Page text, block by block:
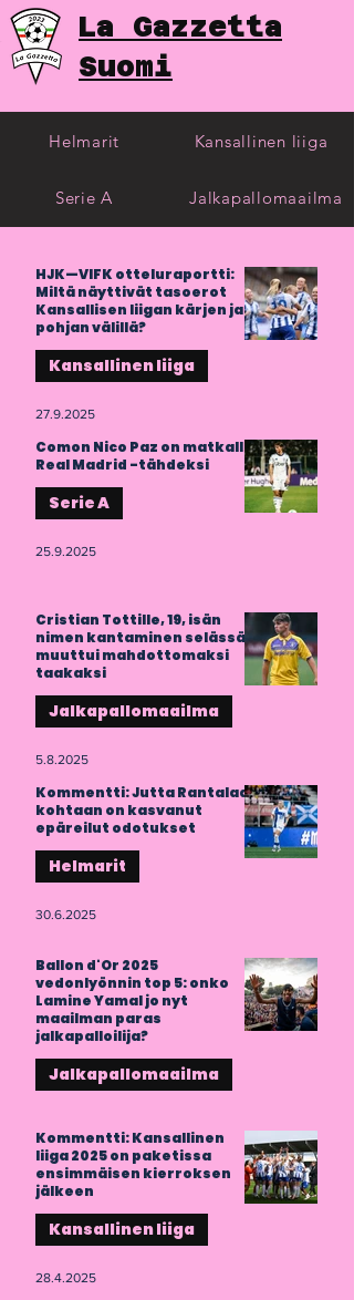
La Gazzetta
Suomi
Helmarit
Serie A
Kansallinen liiga
Jalkapallomaailma
HJK—VIFK otteluraportti:
Miltä näyttivät tasoerot
Kansallisen liigan kärjen ja
pohjan välillä?
Kansallinen liiga
27.9.2025
Comon Nico Paz on matkalla
Real Madrid -tähdeksi
Serie A
25.9.2025
Cristian Tottille, 19, isän
nimen kantaminen selässä
muuttui mahdottomaksi
taakaksi
Jalkapallomaailma
5.8.2025
Kommentti: Jutta Rantalaa
kohtaan on kasvanut
epäreilut odotukset
Helmarit
30.6.2025
Ballon d'Or 2025
vedonlyönnin top 5: onko
Lamine Yamal jo nyt
maailman paras
jalkapalloilija?
Jalkapallomaailma
Kommentti: Kansallinen
liiga 2025 on paketissa
ensimmäisen kierroksen
jälkeen
Kansallinen liiga
28.4.2025